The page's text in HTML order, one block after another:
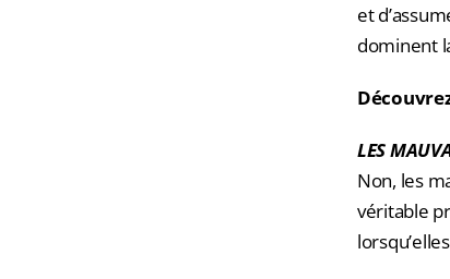
et
dominent
LES
Non, les
véritable